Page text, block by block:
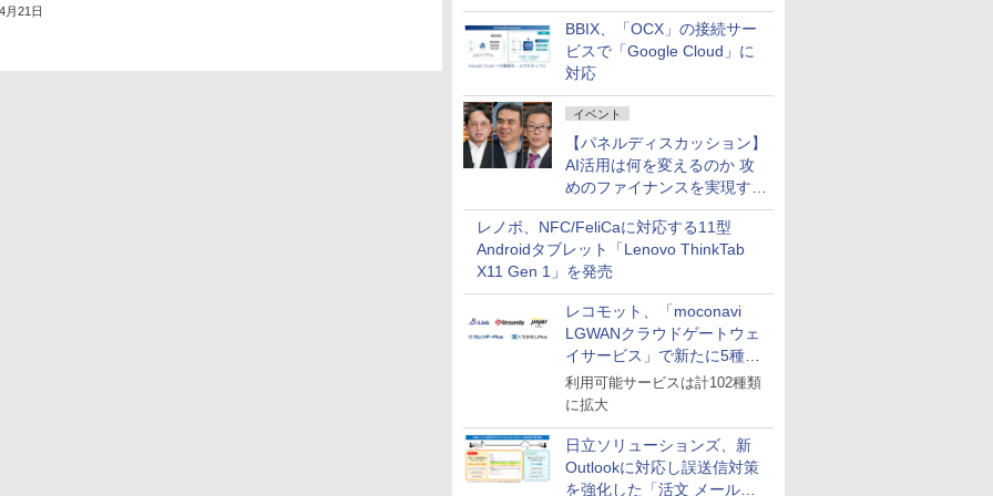
企業・広告代理店などが実装
フェーズへ
BBIX、「OCX」の接続サー
ビスで「Google Cloud」に
対応
イベント
【パネルディスカッション】
AI活用は何を変えるのか 攻
めのファイナンスを実現する
業務設計とマインドセット変
革
レノボ、NFC/FeliCaに対応する11型
Androidタブレット「Lenovo ThinkTab
X11 Gen 1」を発売
レコモット、「moconavi
LGWANクラウドゲートウェ
イサービス」で新たに5種類
のサービスと連携開始
利用可能サービスは計102種類
に拡大
日立ソリューションズ、新
Outlookに対応し誤送信対策
を強化した「活文 メール誤
月21日